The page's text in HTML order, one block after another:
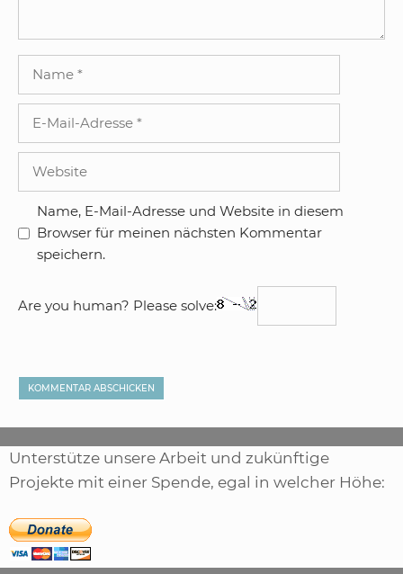
Adresse
Name, E-Mail-Adresse und Website in diesem
Browser für meinen nächsten Kommentar
speichern.
Are you human? Please solve:
Unterstütze unsere Arbeit und zukünftige
Projekte mit einer Spende, egal in welcher Höhe: